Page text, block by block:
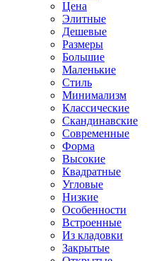
Цена
Элитные
Дешевые
Размеры
Большие
Маленькие
Стиль
Минимализм
Классические
Скандинавские
Современные
Форма
Высокие
Квадратные
Угловые
Низкие
Особенности
Встроенные
Из кладовки
Закрытые